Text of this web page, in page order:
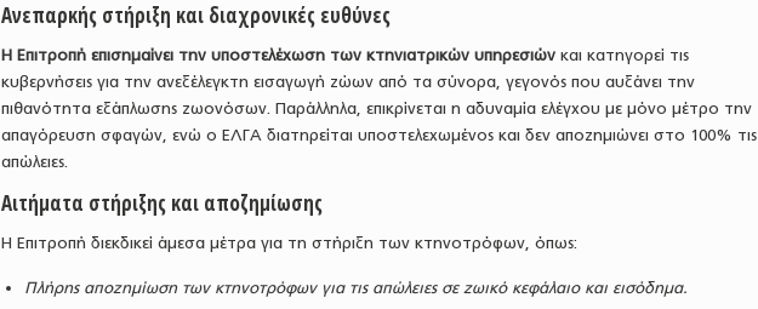
Ανεπαρκής στήριξη και διαχρονικές ευθύνες
Η Επιτροπή επισημαίνει την υποστελέχωση των κτηνιατρικών υπηρεσιών και κατηγορεί τις
κυβερνήσεις για την ανεξέλεγκτη εισαγωγή ζώων από τα σύνορα, γεγονός που αυξάνει την
πιθανότητα εξάπλωσης ζωονόσων. Παράλληλα, επικρίνεται η αδυναμία ελέγχου με μόνο μέτρο την
απαγόρευση σφαγών, ενώ ο ΕΛΓΑ διατηρείται υποστελεχωμένος και δεν αποζημιώνει στο 100% τις
απώλειες.
Αιτήματα στήριξης και αποζημίωσης
Η Επιτροπή διεκδικεί άμεσα μέτρα για τη στήριξη των κτηνοτρόφων, όπως:
Πλήρης αποζημίωση των κτηνοτρόφων για τις απώλειες σε ζωικό κεφάλαιο και εισόδημα.